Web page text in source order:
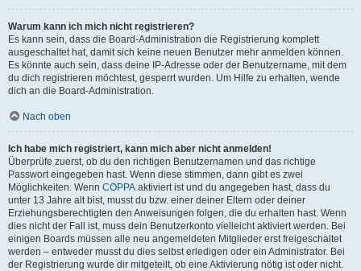
Warum kann ich mich nicht registrieren?
Es kann sein, dass die Board-Administration die Registrierung komplett
ausgeschaltet hat, damit sich keine neuen Benutzer mehr anmelden können.
Es könnte auch sein, dass deine IP-Adresse oder der Benutzername, mit dem
du dich registrieren möchtest, gesperrt wurden. Um Hilfe zu erhalten, wende
dich an die Board-Administration.
Nach oben
Ich habe mich registriert, kann mich aber nicht anmelden!
Überprüfe zuerst, ob du den richtigen Benutzernamen und das richtige
Passwort eingegeben hast. Wenn diese stimmen, dann gibt es zwei
Möglichkeiten. Wenn COPPA aktiviert ist und du angegeben hast, dass du
unter 13 Jahre alt bist, musst du bzw. einer deiner Eltern oder deiner
Erziehungsberechtigten den Anweisungen folgen, die du erhalten hast. Wenn
dies nicht der Fall ist, muss dein Benutzerkonto vielleicht aktiviert werden. Bei
einigen Boards müssen alle neu angemeldeten Mitglieder erst freigeschaltet
werden – entweder musst du dies selbst erledigen oder ein Administrator. Bei
der Registrierung wurde dir mitgeteilt, ob eine Aktivierung nötig ist oder nicht.